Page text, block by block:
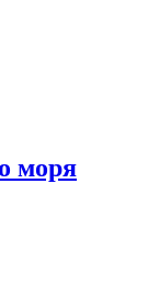
моря